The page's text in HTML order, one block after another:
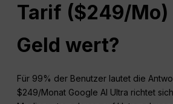
Tarif ($249/Mo)
Geld wert?
Für 99% der Benutzer lautet die
$249/Monat Google AI Ultra richtet